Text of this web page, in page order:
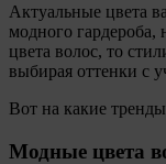
Актуальные цвета
модного гардероба,
цвета волос, то
выбирая оттенки с
Вот на какие
Модные цвета